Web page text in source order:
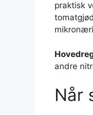
praktisk
andre
Når